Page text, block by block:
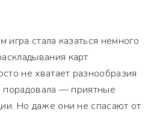
игра стала казаться немного
карт
не хватает разнообразия
порадовала — приятные
Но даже они не спасают от